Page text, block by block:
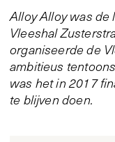
Alloy Alloy was
Vleeshal
organiseerde de
ambitieus
was het in 2017
te blijven doen.